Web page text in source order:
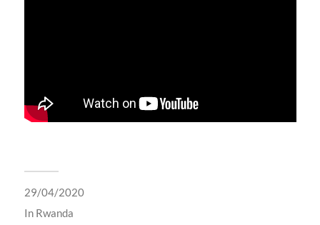
29/04/2020
In Rwanda